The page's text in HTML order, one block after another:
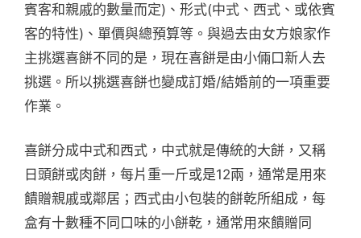
賓客和親戚的數量而定)、形式(中式、西式、或依賓
客的特性)、單價與總預算等。與過去由女方娘家作
主挑選喜餅不同的是，現在喜餅是由小倆口新人去
挑選。所以挑選喜餅也變成訂婚/結婚前的一項重要
作業。
喜餅分成中式和西式，中式就是傳統的大餅，又稱
日頭餅或肉餅，每片重一斤或是12兩，通常是用來
饋贈親戚或鄰居；西式由小包裝的餅乾所組成，每
盒有十數種不同口味的小餅乾，通常用來饋贈同